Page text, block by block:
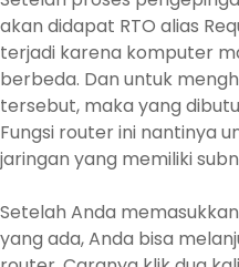
akan didapat RTO alias
terjadi karena komputer
berbeda. Dan untuk
tersebut, maka yang
Fungsi router ini nantinya
jaringan yang memiliki
Setelah Anda
yang ada, Anda bisa